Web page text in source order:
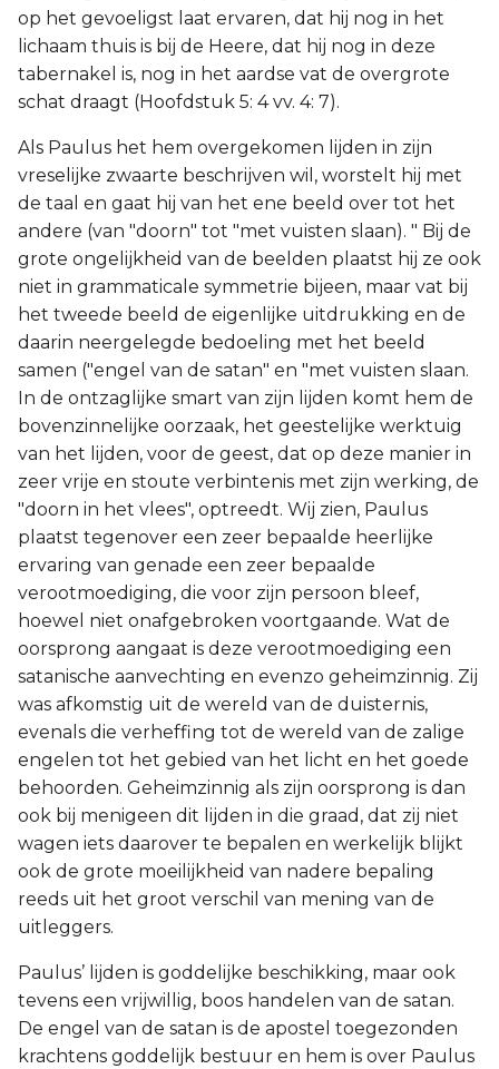
op het gevoeligst laat ervaren, dat hij nog in het
lichaam thuis is bij de Heere, dat hij nog in deze
tabernakel is, nog in het aardse vat de overgrote
schat draagt (Hoofdstuk 5: 4 vv. 4: 7).
Als Paulus het hem overgekomen lijden in zijn
vreselijke zwaarte beschrijven wil, worstelt hij met
de taal en gaat hij van het ene beeld over tot het
andere (van "doorn" tot "met vuisten slaan). " Bij de
grote ongelijkheid van de beelden plaatst hij ze ook
niet in grammaticale symmetrie bijeen, maar vat bij
het tweede beeld de eigenlijke uitdrukking en de
daarin neergelegde bedoeling met het beeld
samen ("engel van de satan" en "met vuisten slaan.
In de ontzaglijke smart van zijn lijden komt hem de
bovenzinnelijke oorzaak, het geestelijke werktuig
van het lijden, voor de geest, dat op deze manier in
zeer vrije en stoute verbintenis met zijn werking, de
"doorn in het vlees", optreedt. Wij zien, Paulus
plaatst tegenover een zeer bepaalde heerlijke
ervaring van genade een zeer bepaalde
verootmoediging, die voor zijn persoon bleef,
hoewel niet onafgebroken voortgaande. Wat de
oorsprong aangaat is deze verootmoediging een
satanische aanvechting en evenzo geheimzinnig. Zij
was afkomstig uit de wereld van de duisternis,
evenals die verheffing tot de wereld van de zalige
engelen tot het gebied van het licht en het goede
behoorden. Geheimzinnig als zijn oorsprong is dan
ook bij menigeen dit lijden in die graad, dat zij niet
wagen iets daarover te bepalen en werkelijk blijkt
ook de grote moeilijkheid van nadere bepaling
reeds uit het groot verschil van mening van de
uitleggers.
Paulus’ lijden is goddelijke beschikking, maar ook
tevens een vrijwillig, boos handelen van de satan.
De engel van de satan is de apostel toegezonden
krachtens goddelijk bestuur en hem is over Paulus